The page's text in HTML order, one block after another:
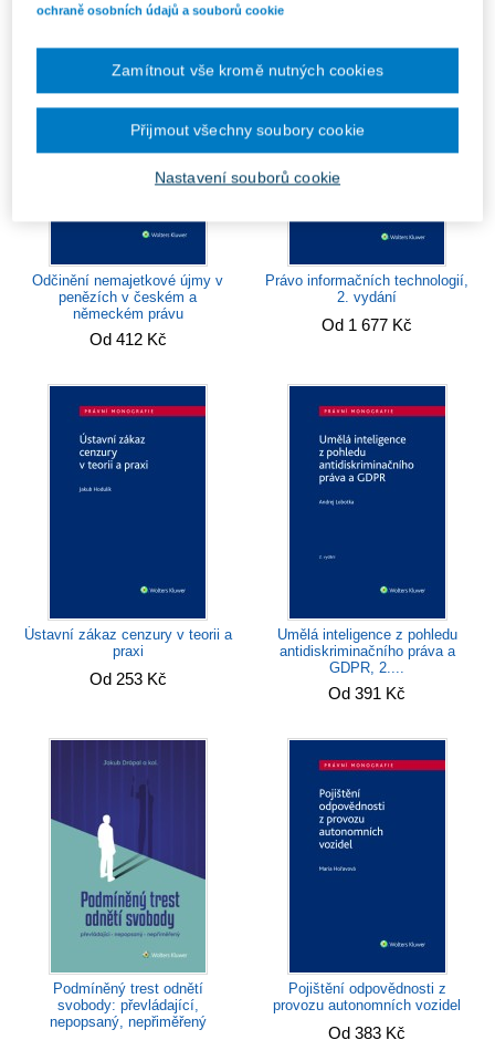
Odčinění nemajetkové újmy v
penězích v českém a
německém právu
Od 412 Kč
Právo informačních technologií,
2. vydání
Od 1 677 Kč
Ústavní zákaz cenzury v teorii a
praxi
Od 253 Kč
Umělá inteligence z pohledu
antidiskriminačního práva a
GDPR, 2....
Od 391 Kč
Podmíněný trest odnětí
svobody: převládající,
nepopsaný, nepřiměřený
Pojištění odpovědnosti z
provozu autonomních vozidel
Od 383 Kč
ochraně osobních údajů a souborů cookie
Nastavení souborů cookie
Zamítnout vše kromě nutných cookies
Přijmout všechny soubory cookie